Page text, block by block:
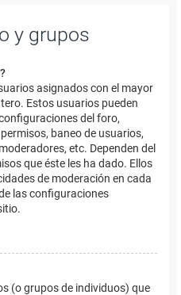
y grupos
asignados con el mayor
Estos usuarios pueden
del foro,
baneo de usuarios,
etc. Dependen del
que éste les ha dado. Ellos
de moderación en cada
las configuraciones
(o grupos de individuos) que